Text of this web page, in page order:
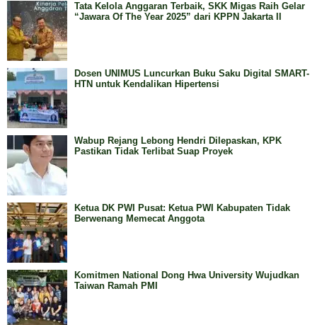
Tata Kelola Anggaran Terbaik, SKK Migas Raih Gelar
“Jawara Of The Year 2025” dari KPPN Jakarta II
Dosen UNIMUS Luncurkan Buku Saku Digital SMART-
HTN untuk Kendalikan Hipertensi
Wabup Rejang Lebong Hendri Dilepaskan, KPK
Pastikan Tidak Terlibat Suap Proyek
Ketua DK PWI Pusat: Ketua PWI Kabupaten Tidak
Berwenang Memecat Anggota
Komitmen National Dong Hwa University Wujudkan
Taiwan Ramah PMI